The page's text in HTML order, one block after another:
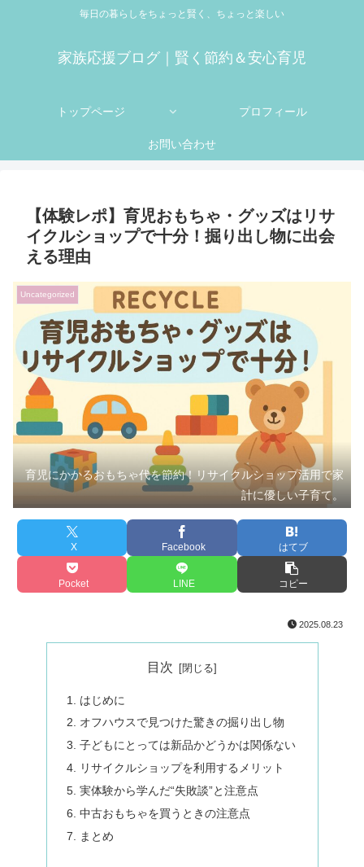
毎日の暮らしをちょっと賢く、ちょっと楽しい
家族応援ブログ｜賢く節約＆安心育児
トップページ プロフィール
お問い合わせ
【体験レポ】育児おもちゃ・グッズはリサ
イクルショップで十分！掘り出し物に出会
える理由
Uncategorized
育児にかかるおもちゃ代を節約！リサイクルショップ活用で家
計に優しい子育て。
X Facebook はてブ
Pocket LINE コピー
2025.08.23
目次
はじめに
オフハウスで見つけた驚きの掘り出し物
子どもにとっては新品かどうかは関係ない
リサイクルショップを利用するメリット
実体験から学んだ“失敗談”と注意点
中古おもちゃを買うときの注意点
まとめ